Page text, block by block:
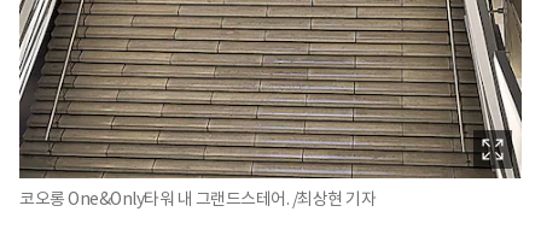
코오롱 One&Only타워 내 그랜드스테어. /최상현 기자